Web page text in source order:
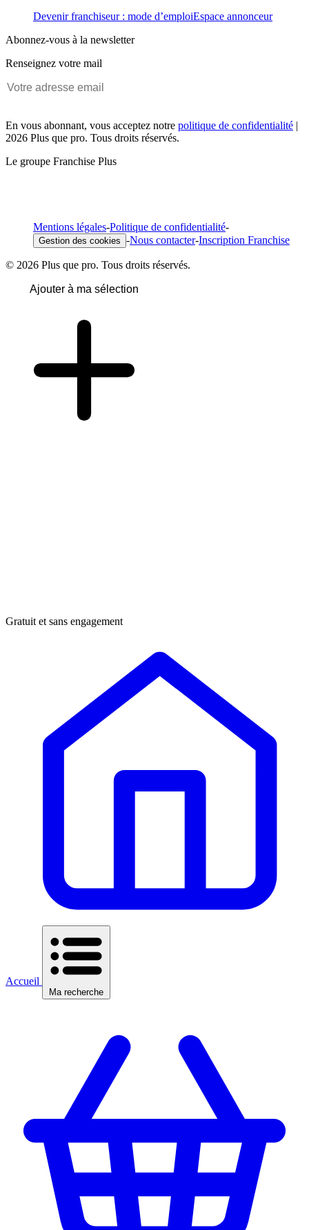
Devenir franchiseur : mode d’emploiEspace annonceur
Abonnez-vous à la newsletter
Renseignez votre mail
En vous abonnant, vous acceptez notre politique de confidentialité |
2026 Plus que pro. Tous droits réservés.
Le groupe Franchise Plus
Mentions légales-Politique de confidentialité-
Gestion des cookies -Nous contacter-Inscription Franchise
© 2026 Plus que pro. Tous droits réservés.
Ajouter à ma sélection
Gratuit et sans engagement
Accueil
Ma recherche